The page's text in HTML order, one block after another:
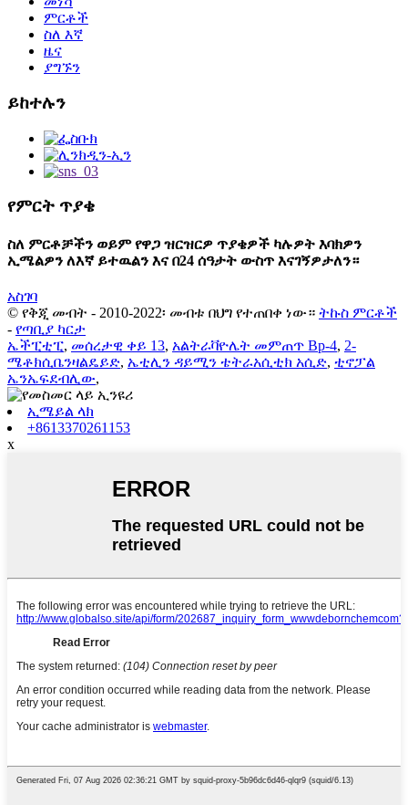
ምርቶች
ስለ እኛ
ዜና
ያግኙን
ይከተሉን
የምርት ጥያቄ
ስለ ምርቶቻችን ወይም የዋጋ ዝርዝርዎ ጥያቄዎች ካሉዎት እባክዎን
ኢሜልዎን ለእኛ ይተዉልን እና በ24 ሰዓታት ውስጥ እናገኝዎታለን።
አስገባ
© የቅጂ መብት - 2010-2022፡ መብቱ በህግ የተጠበቀ ነው። ትኩስ ምርቶች
- የጣቢያ ካርታ
ኤችፒቲፒ, መሰረታዊ ቀይ 13, አልትራቫዮሌት መምጠጥ Bp-4, 2-
ሜቶክሲቤንዛልዴይድ, ኤቲሊን ዳይሚን ቴትራአሲቲክ አሲድ, ቲኖፓል
ኤንኤፍደብሊው,
ኢሜይል ላክ
+8613370261153
x